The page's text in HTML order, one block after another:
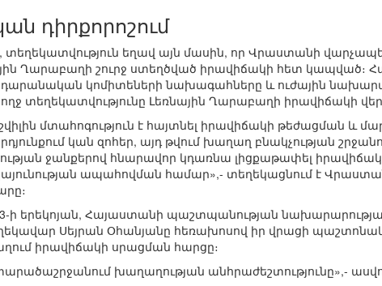
դիրքորոշում
տեղեկատվություն եղավ այն մասին, որ Վրաստանի
Ղարաբաղի շուրջ ստեղծված իրավիճակի հետ
կոմիտեների նախագահները և ուժային
տեղեկատվությունը Լեռնային Ղարաբաղի իրավիճակի
մտահոգություն է հայտնել իրավիճակի թեժացման և
կան զոհեր, այդ թվում խաղաղ բնակչության
ջանքերով հնարավոր կդառնա լիցքաթափել
ապահովման համար»,- տեղեկացնում է
3-ի երեկոյան, Հայաստանի պաշտպանության
Սեյրան Օհանյանը հեռախոսով իր վրացի
իրավիճակի սրացման հարցը։
տարածաշրջանում խաղաղության անհրաժեշտությունը»,-